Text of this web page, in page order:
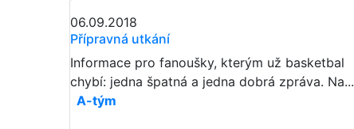
06.09.2018
Přípravná utkání
Informace pro fanoušky, kterým už basketbal
chybí: jedna špatná a jedna dobrá zpráva. Na...
A-tým